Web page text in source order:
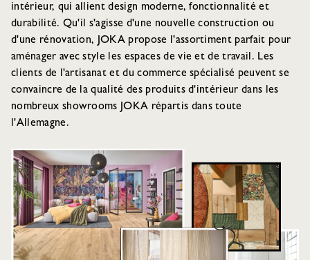
intérieur, qui allient design moderne, fonctionnalité et
durabilité. Qu'il s'agisse d'une nouvelle construction ou
d'une rénovation, JOKA propose l'assortiment parfait pour
aménager avec style les espaces de vie et de travail. Les
clients de l'artisanat et du commerce spécialisé peuvent se
convaincre de la qualité des produits d'intérieur dans les
nombreux showrooms JOKA répartis dans toute
l'Allemagne.